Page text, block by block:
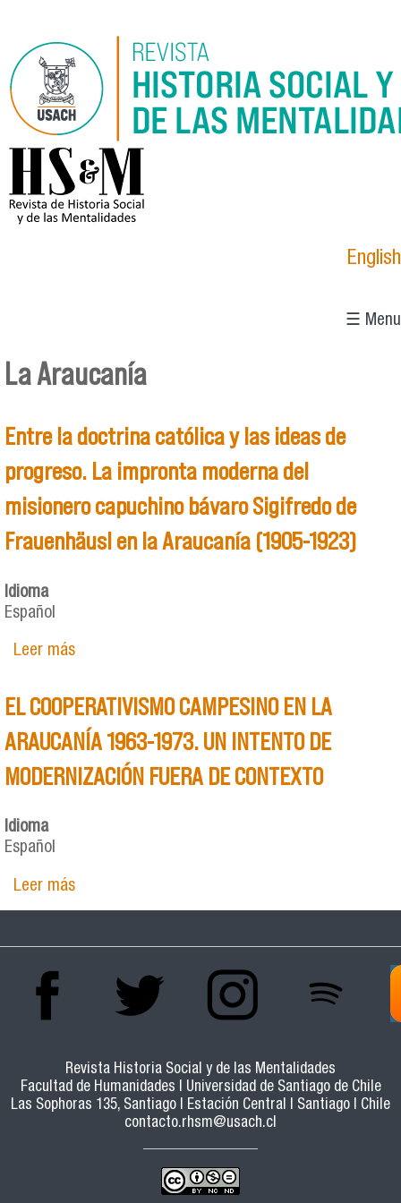
logo_hsm_2021.png
English
☰ Menu
La Araucanía
Entre la doctrina católica y las ideas de
progreso. La impronta moderna del
misionero capuchino bávaro Sigifredo de
Frauenhäusl en la Araucanía (1905-1923)
Idioma
Español
Leer mássobre Entre la doctrina católica y las ideas de
capuchino bávaro Sigifredo de Frauenhäusl en la
Araucanía (1905-1923)
EL COOPERATIVISMO CAMPESINO EN LA
ARAUCANÍA 1963-1973. UN INTENTO DE
MODERNIZACIÓN FUERA DE CONTEXTO
Idioma
Español
Leer mássobre EL COOPERATIVISMO CAMPESINO EN LA
ARAUCANÍA 1963-1973. UN INTENTO DE
Revista Historia Social y de las Mentalidades
Facultad de Humanidades | Universidad de Santiago de Chile
Las Sophoras 135, Santiago | Estación Central | Santiago | Chile
contacto.rhsm@usach.cl